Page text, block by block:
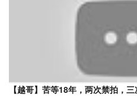
【越哥】苦等18年，两次禁拍，